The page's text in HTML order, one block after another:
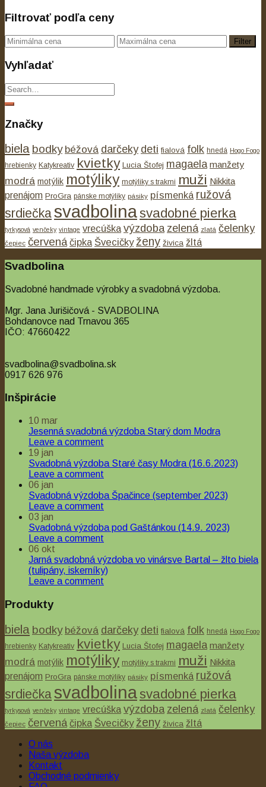
Filtrovať podľa ceny
Filter
Vyhľadať
Značky
biela bodky béžová darčeky deti fialová folk hnedá Hogo Fogo
hrebienky Katykreativ kvietky Lucia Štofej magaela manžety
modrá motýlik motýliky motýliky s trakmi muži Nikkita
prenájom ProGra pánske motýliky pásiky písmenká ružová
srdiečkasvadbolinasvadobné pierka
tyrkysová venčeky vintage vrecúška výzdoba zelená zlatá čelenky
čepiec červená čipka Švecičky ženy živica žltá
Svadbolina
Svadobné handmade výrobky a svadobná výzdoba.
Mgr. Jana Jurišičová - SVADBOLINA
Bohdanovce nad Trnavou 365
IČO: 47660422
svadbolina@svadbolina.sk
0917 626 976
Inšpirácie
10 mar
Jesenná svadobná výzdoba Starý dom Modra
Leave a comment
19 jan
Svadobná výzdoba Staré časy Modra (16.6.2023)
Leave a comment
06 jan
Svadobná výzdoba Špačince (september 2023)
Leave a comment
03 jan
Svadobná výzdoba pod Gaštánkou (14.9. 2023)
Leave a comment
06 okt
Jarná svadobná výzdoba vo vinársve Bartal – žlto biela
(tulipány, iskerníky)
Leave a comment
Produkty
biela bodky béžová darčeky deti fialová folk hnedá Hogo Fogo
hrebienky Katykreativ kvietky Lucia Štofej magaela manžety
modrá motýlik motýliky motýliky s trakmi muži Nikkita
prenájom ProGra pánske motýliky pásiky písmenká ružová
srdiečkasvadbolinasvadobné pierka
tyrkysová venčeky vintage vrecúška výzdoba zelená zlatá čelenky
čepiec červená čipka Švecičky ženy živica žltá
O nás
Naša výzdoba
Kontakt
Obchodné podmienky